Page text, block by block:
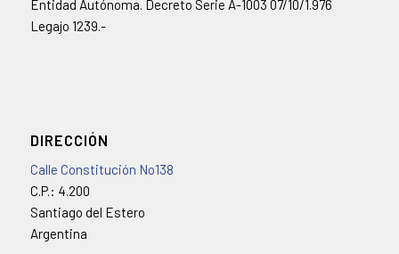
Entidad Autónoma. Decreto Serie A-1003 07/10/1.976
Legajo 1239.-
DIRECCIÓN
Calle Constitución No138
C.P.: 4.200
Santiago del Estero
Argentina